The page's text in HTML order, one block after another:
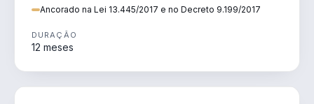
Ancorado na Lei 13.445/2017 e no Decreto 9.199/2017
DURAÇÃO
12 meses